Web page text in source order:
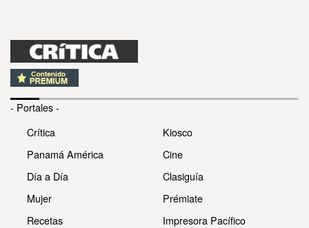
- Portales -
Crítica
Panamá América
Día a Día
Mujer
Recetas
Kiosco
Cine
Clasiguía
Prémiate
Impresora Pacífico